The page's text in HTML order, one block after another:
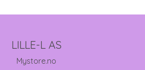
LILLE-L AS
Mystore.no